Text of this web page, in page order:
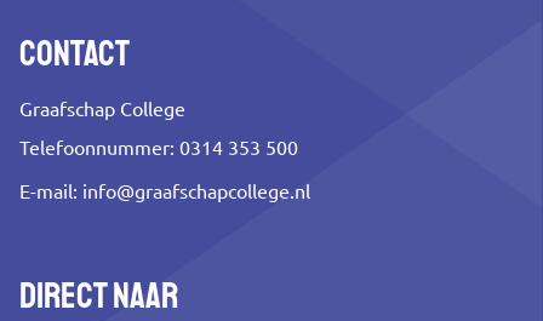
Contact
Graafschap College
Telefoonnummer: 0314 353 500
E-mail: info@graafschapcollege.nl
Direct naar